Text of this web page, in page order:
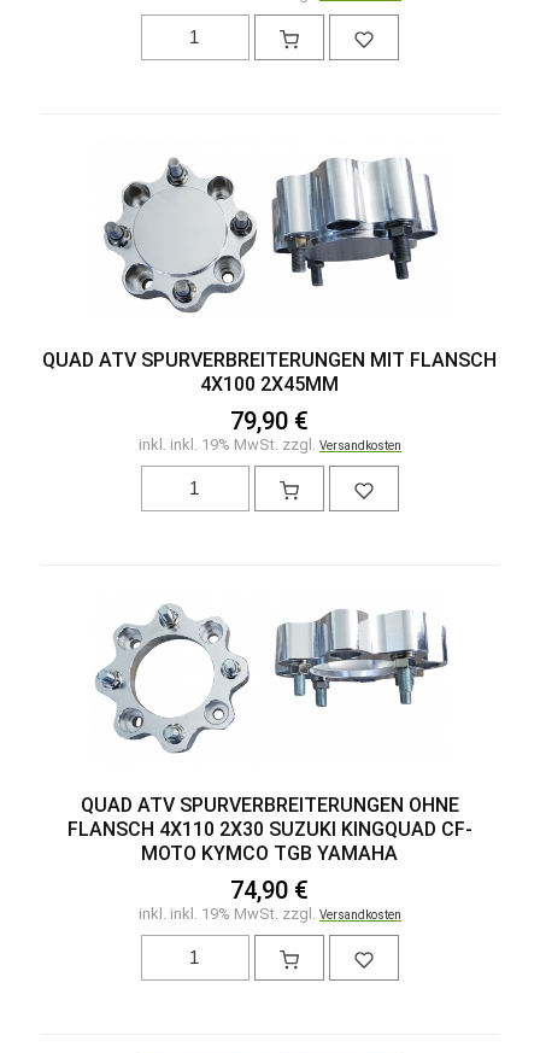
QUAD ATV SPURVERBREITERUNGEN MIT FLANSCH
4X100 2X45MM
79,90 €
inkl. inkl. 19% MwSt. zzgl. Versandkosten
QUAD ATV SPURVERBREITERUNGEN OHNE
FLANSCH 4X110 2X30 SUZUKI KINGQUAD CF-
MOTO KYMCO TGB YAMAHA
74,90 €
inkl. inkl. 19% MwSt. zzgl. Versandkosten